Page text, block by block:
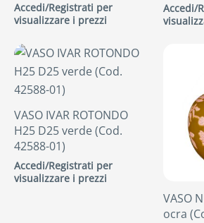
Accedi/Registrati per
visualizzare i prezzi
VASO
ocra
Accedi/
VASO IVAR ROTONDO
H25 D25 verde (Cod.
42588-01)
Accedi/Registrati per
visualizzare i prezzi